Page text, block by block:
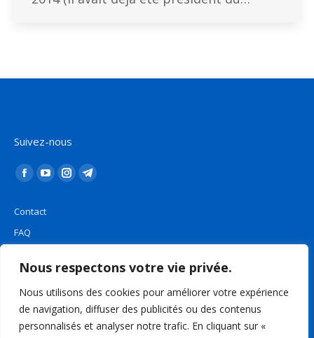
Nous respectons votre vie privée.
Nous utilisons des cookies pour améliorer votre expérience
de navigation, diffuser des publicités ou des contenus
personnalisés et analyser notre trafic. En cliquant sur «
Suivez-nous
Trouvez nous sur :
La
Facebook
s'ouvre
une
nouvelle
fenêtre
La
YouTube
une
nouvelle
fenêtre
La
une
nouvelle
fenêtre
La
une
nouvelle
fenêtre
Contact
FAQ
Mentions légales
Politique de confidentialité